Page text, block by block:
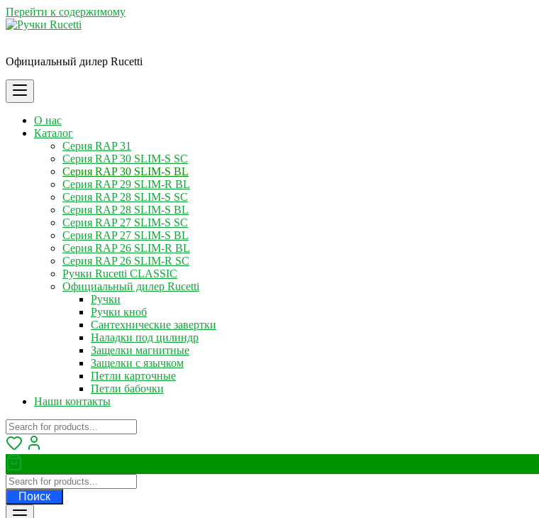
Перейти к содержимому
Официальный дилер Rucetti
О нас
Каталог
Серия RAP 31
Серия RAP 30 SLIM-S SC
Серия RAP 30 SLIM-S BL
Серия RAP 29 SLIM-R BL
Серия RAP 28 SLIM-S SC
Серия RAP 28 SLIM-S BL
Серия RAP 27 SLIM-S SC
Серия RAP 27 SLIM-S BL
Серия RAP 26 SLIM-R BL
Серия RAP 26 SLIM-R SC
Ручки Rucetti CLASSIC
Официальный дилер Rucetti
Ручки
Ручки кноб
Сантехнические завертки
Наладки под цилиндр
Защелки магнитные
Защелки с язычком
Петли карточные
Петли бабочки
Наши контакты
Поиск